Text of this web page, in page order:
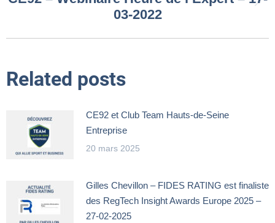
Article
suivant
03-2022
Related posts
CE92 et Club Team Hauts-de-Seine
Entreprise
20 mars 2025
Gilles Chevillon – FIDES RATING est finaliste
des RegTech Insight Awards Europe 2025 –
27-02-2025